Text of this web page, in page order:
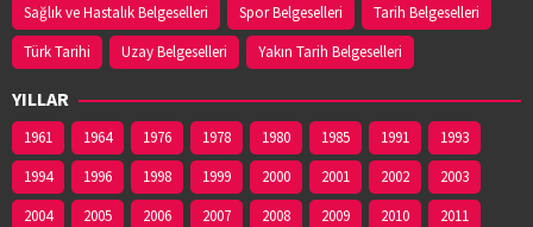
Sağlık ve Hastalık Belgeselleri
Spor Belgeselleri
Tarih Belgeselleri
Türk Tarihi
Uzay Belgeselleri Yakın Tarih Belgeselleri
YILLAR
1961 1964 1976 1978 1980 1985 1991
1993
1994
1996 1998 1999 2000 2001 2002
2003
2004
2005 2006 2007 2008 2009 2010 2011